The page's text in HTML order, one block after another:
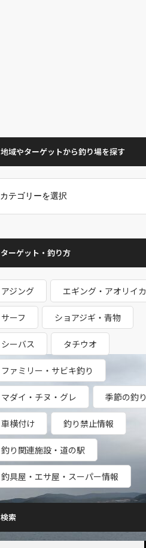
地域やターゲットから釣り場を探す
ターゲット・釣り方
アジング エギング・アオリイカ
サーフ ショアジギ・青物
シーバス タチウオ
ファミリー・サビキ釣り
マダイ・チヌ・グレ 季節の釣り
車横付け 釣り禁止情報
釣り関連施設・道の駅
釣具屋・エサ屋・スーパー情報
検索